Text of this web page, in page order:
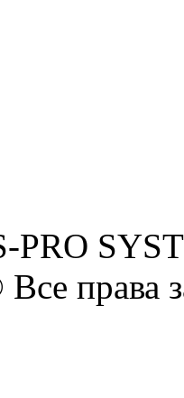
PRO
права